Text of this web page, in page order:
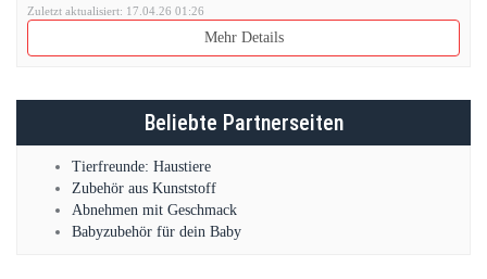
Zuletzt aktualisiert: 17.04.26 01:26
Mehr Details
Beliebte Partnerseiten
Tierfreunde: Haustiere
Zubehör aus Kunststoff
Abnehmen mit Geschmack
Babyzubehör für dein Baby